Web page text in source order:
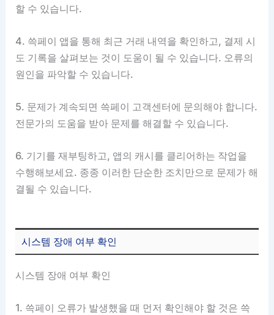
할 수 있습니다.
4. 쓱페이 앱을 통해 최근 거래 내역을 확인하고, 결제 시
도 기록을 살펴보는 것이 도움이 될 수 있습니다. 오류의
원인을 파악할 수 있습니다.
5. 문제가 계속되면 쓱페이 고객센터에 문의해야 합니다.
전문가의 도움을 받아 문제를 해결할 수 있습니다.
6. 기기를 재부팅하고, 앱의 캐시를 클리어하는 작업을
수행해보세요. 종종 이러한 단순한 조치만으로 문제가 해
결될 수 있습니다.
시스템 장애 여부 확인
시스템 장애 여부 확인
1. 쓱페이 오류가 발생했을 때 먼저 확인해야 할 것은 쓱